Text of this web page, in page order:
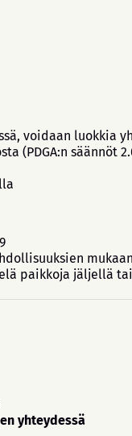
voidaan luokkia
säännöt
paikkoja jäljellä
yhteydessä